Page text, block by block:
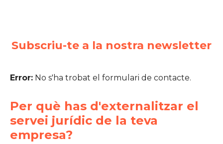
Subscriu-te a la nostra newsletter
Error: No s'ha trobat el formulari de contacte.
Per què has d'externalitzar el
servei jurídic de la teva
empresa?